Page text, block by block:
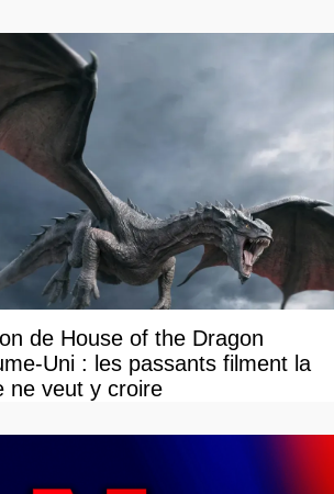
de House of the Dragon
Uni : les passants filment la
ne veut y croire